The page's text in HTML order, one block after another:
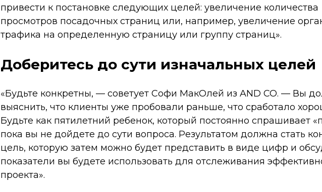
привести к постановке следующих целей: увеличение количества
просмотров посадочных страниц или, например, увеличение
трафика на определенную страницу или группу страниц».
Доберитесь до сути изначальных целей
«Будьте конкретны, — советует Софи МакОлей из AND CO. — Вы
выяснить, что клиенты уже пробовали раньше, что сработало
Будьте как пятилетний ребенок, который постоянно спрашивает
пока вы не дойдете до сути вопроса. Результатом должна стать
цель, которую затем можно будет представить в виде цифр и
показатели вы будете использовать для отслеживания
проекта».